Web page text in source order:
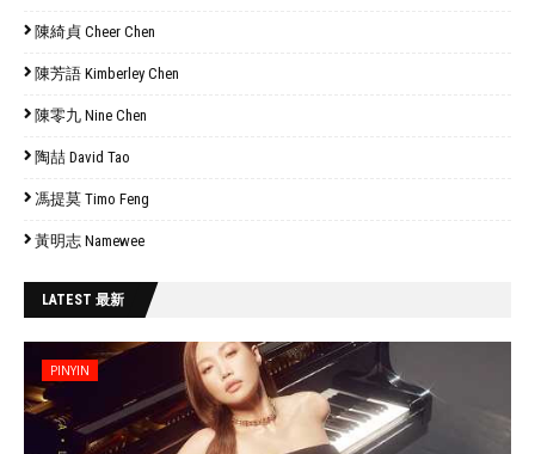
陳綺貞 Cheer Chen
陳芳語 Kimberley Chen
陳零九 Nine Chen
陶喆 David Tao
馮提莫 Timo Feng
黃明志 Namewee
LATEST 最新
PINYIN